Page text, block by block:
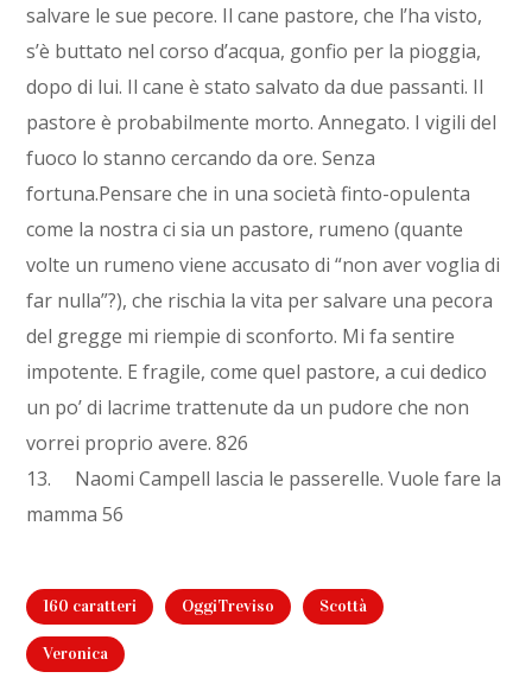
salvare le sue pecore. Il cane pastore, che l’ha visto,
s’è buttato nel corso d’acqua, gonfio per la pioggia,
dopo di lui. Il cane è stato salvato da due passanti. Il
pastore è probabilmente morto. Annegato. I vigili del
fuoco lo stanno cercando da ore. Senza
fortuna.Pensare che in una società finto-opulenta
come la nostra ci sia un pastore, rumeno (quante
volte un rumeno viene accusato di “non aver voglia di
far nulla”?), che rischia la vita per salvare una pecora
del gregge mi riempie di sconforto. Mi fa sentire
impotente. E fragile, come quel pastore, a cui dedico
un po’ di lacrime trattenute da un pudore che non
vorrei proprio avere. 826
13. Naomi Campell lascia le passerelle. Vuole fare la
mamma 56
160 caratteri OggiTreviso Scottà
Veronica